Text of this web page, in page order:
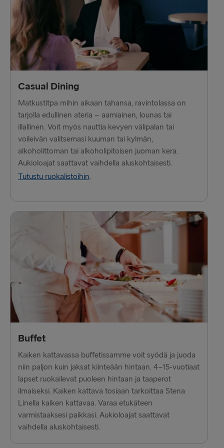
Cairnryan → Belfast
Harwich → Hook of Holland
Fishguard → Rosslare
Kiel → Gothenburg
Halmstad → Grenaa
Karlskrona → Gdynia
Dublin → Holyhead
Belfast → Liverpool
Belfast → Cairnryan
Rosslare → Fishguard
Liepāja → Travemünde
Travemünde → Liepāja
LATVIASTA RUOTSIIN
Ventspils → Nynäshamn
Nynäshamn → Ventspils
Casual Dining
Matkustitpa mihin aikaan tahansa, ravintolassa on
tarjolla edullinen ateria – aamiainen, lounas tai
illallinen. Voit myös nauttia kevyen välipalan tai
voileivän valitsemasi kuuman tai kylmän,
alkoholittoman tai alkoholipitoisen juoman kera.
Aukioloajat saattavat vaihdella aluskohtaisesti.
Tutustu ruokalistoihin.
Buffet
Kaiken kattavassa buffetissamme voit syödä ja juoda
niin paljon kuin jaksat kiinteään hintaan. 4–15-vuotiaat
lapset ruokailevat puoleen hintaan ja taaperot
ilmaiseksi. Kaiken kattava tosiaan tarkoittaa Stena
Linella kaiken kattavaa. Varaa etukäteen
varmistaaksesi paikkasi. Aukioloajat saattavat
vaihdella aluskohtaisesti.